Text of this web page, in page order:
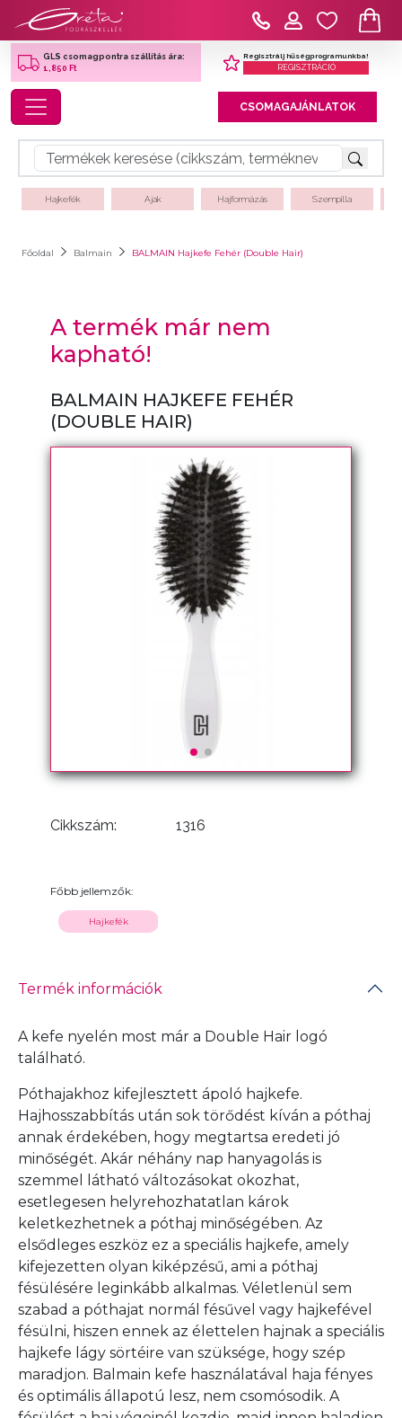
GLS csomagpontra szállítás ára:
1,850 Ft
Regisztrálj hűségprogramunkba!
REGISZTRÁCIÓ
Toggle navigation CSOMAGAJÁNLATOK
Hajkefék Ajak Hajformázás Szempilla
Főoldal Balmain BALMAIN Hajkefe Fehér (Double Hair)
A termék már nem
kapható!
BALMAIN HAJKEFE FEHÉR
(DOUBLE HAIR)
Cikkszám: 1316
Főbb jellemzők:
Hajkefék
Termék információk
A kefe nyelén most már a Double Hair logó
található.
Póthajakhoz kifejlesztett ápoló hajkefe.
Hajhosszabbítás után sok törődést kíván a póthaj
annak érdekében, hogy megtartsa eredeti jó
minőségét. Akár néhány nap hanyagolás is
szemmel látható változásokat okozhat,
esetlegesen helyrehozhatatlan károk
keletkezhetnek a póthaj minőségében. Az
elsődleges eszköz ez a speciális hajkefe, amely
kifejezetten olyan kiképzésű, ami a póthaj
fésülésére leginkább alkalmas. Véletlenül sem
szabad a póthajat normál fésűvel vagy hajkefével
fésülni, hiszen ennek az élettelen hajnak a speciális
hajkefe lágy sörtéire van szüksége, hogy szép
maradjon. Balmain kefe használatával haja fényes
és optimális állapotú lesz, nem csomósodik. A